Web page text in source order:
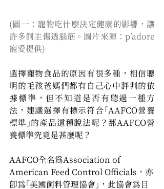
(圖一：寵物吃什麼決定健康的影響，讓
許多飼主傷透腦筋。圖片來源：p’adore
寵愛提供)
選擇寵物食品的原因有很多種，相信聰
明的毛孩爸媽們都有自己心中評判的依
據標準，但不知道是否有聽過一種方
法，建議選擇有標示符合「AAFCO營養
標準」的產品這種說法呢？那AAFCO營
養標準究竟是甚麼呢？
AAFCO全名為Association of
American Feed Control Officials，亦
即為「美國飼料管理協會」，此協會為目